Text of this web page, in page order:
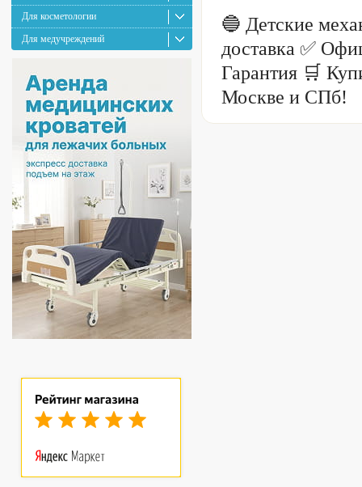
Для косметологии
Для медучреждений
🔵 Детские
доставка ✅
Гарантия 🛒
Москве и СПб!